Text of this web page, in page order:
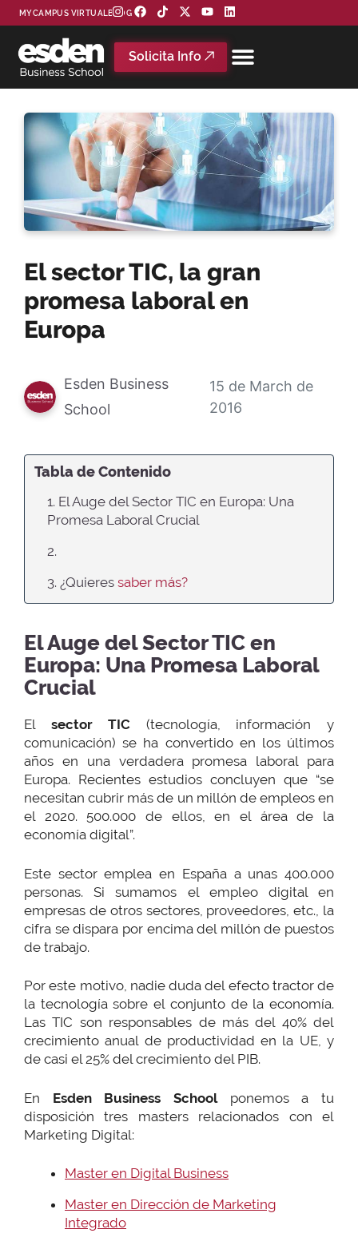
MYCAMPUS VIRTUAL BLOG
Solicita Info
El sector TIC, la gran
promesa laboral en
Europa
Esden Business
School
15 de March de
2016
Tabla de Contenido
1. El Auge del Sector TIC en Europa: Una
Promesa Laboral Crucial
2.
3. ¿Quieres saber más?
El Auge del Sector TIC en
Europa: Una Promesa Laboral
Crucial
El sector TIC (tecnología, información y
comunicación) se ha convertido en los últimos
años en una verdadera promesa laboral para
Europa. Recientes estudios concluyen que “se
necesitan cubrir más de un millón de empleos en
el 2020. 500.000 de ellos, en el área de la
economía digital”.
Este sector emplea en España a unas 400.000
personas. Si sumamos el empleo digital en
empresas de otros sectores, proveedores, etc., la
cifra se dispara por encima del millón de puestos
de trabajo.
Por este motivo, nadie duda del efecto tractor de
la tecnología sobre el conjunto de la economía.
Las TIC son responsables de más del 40% del
crecimiento anual de productividad en la UE, y
de casi el 25% del crecimiento del PIB.
En Esden Business Schoolponemos a tu
disposición tres masters relacionados con el
Marketing Digital:
Master en Digital Business
Master en Dirección de Marketing
Integrado